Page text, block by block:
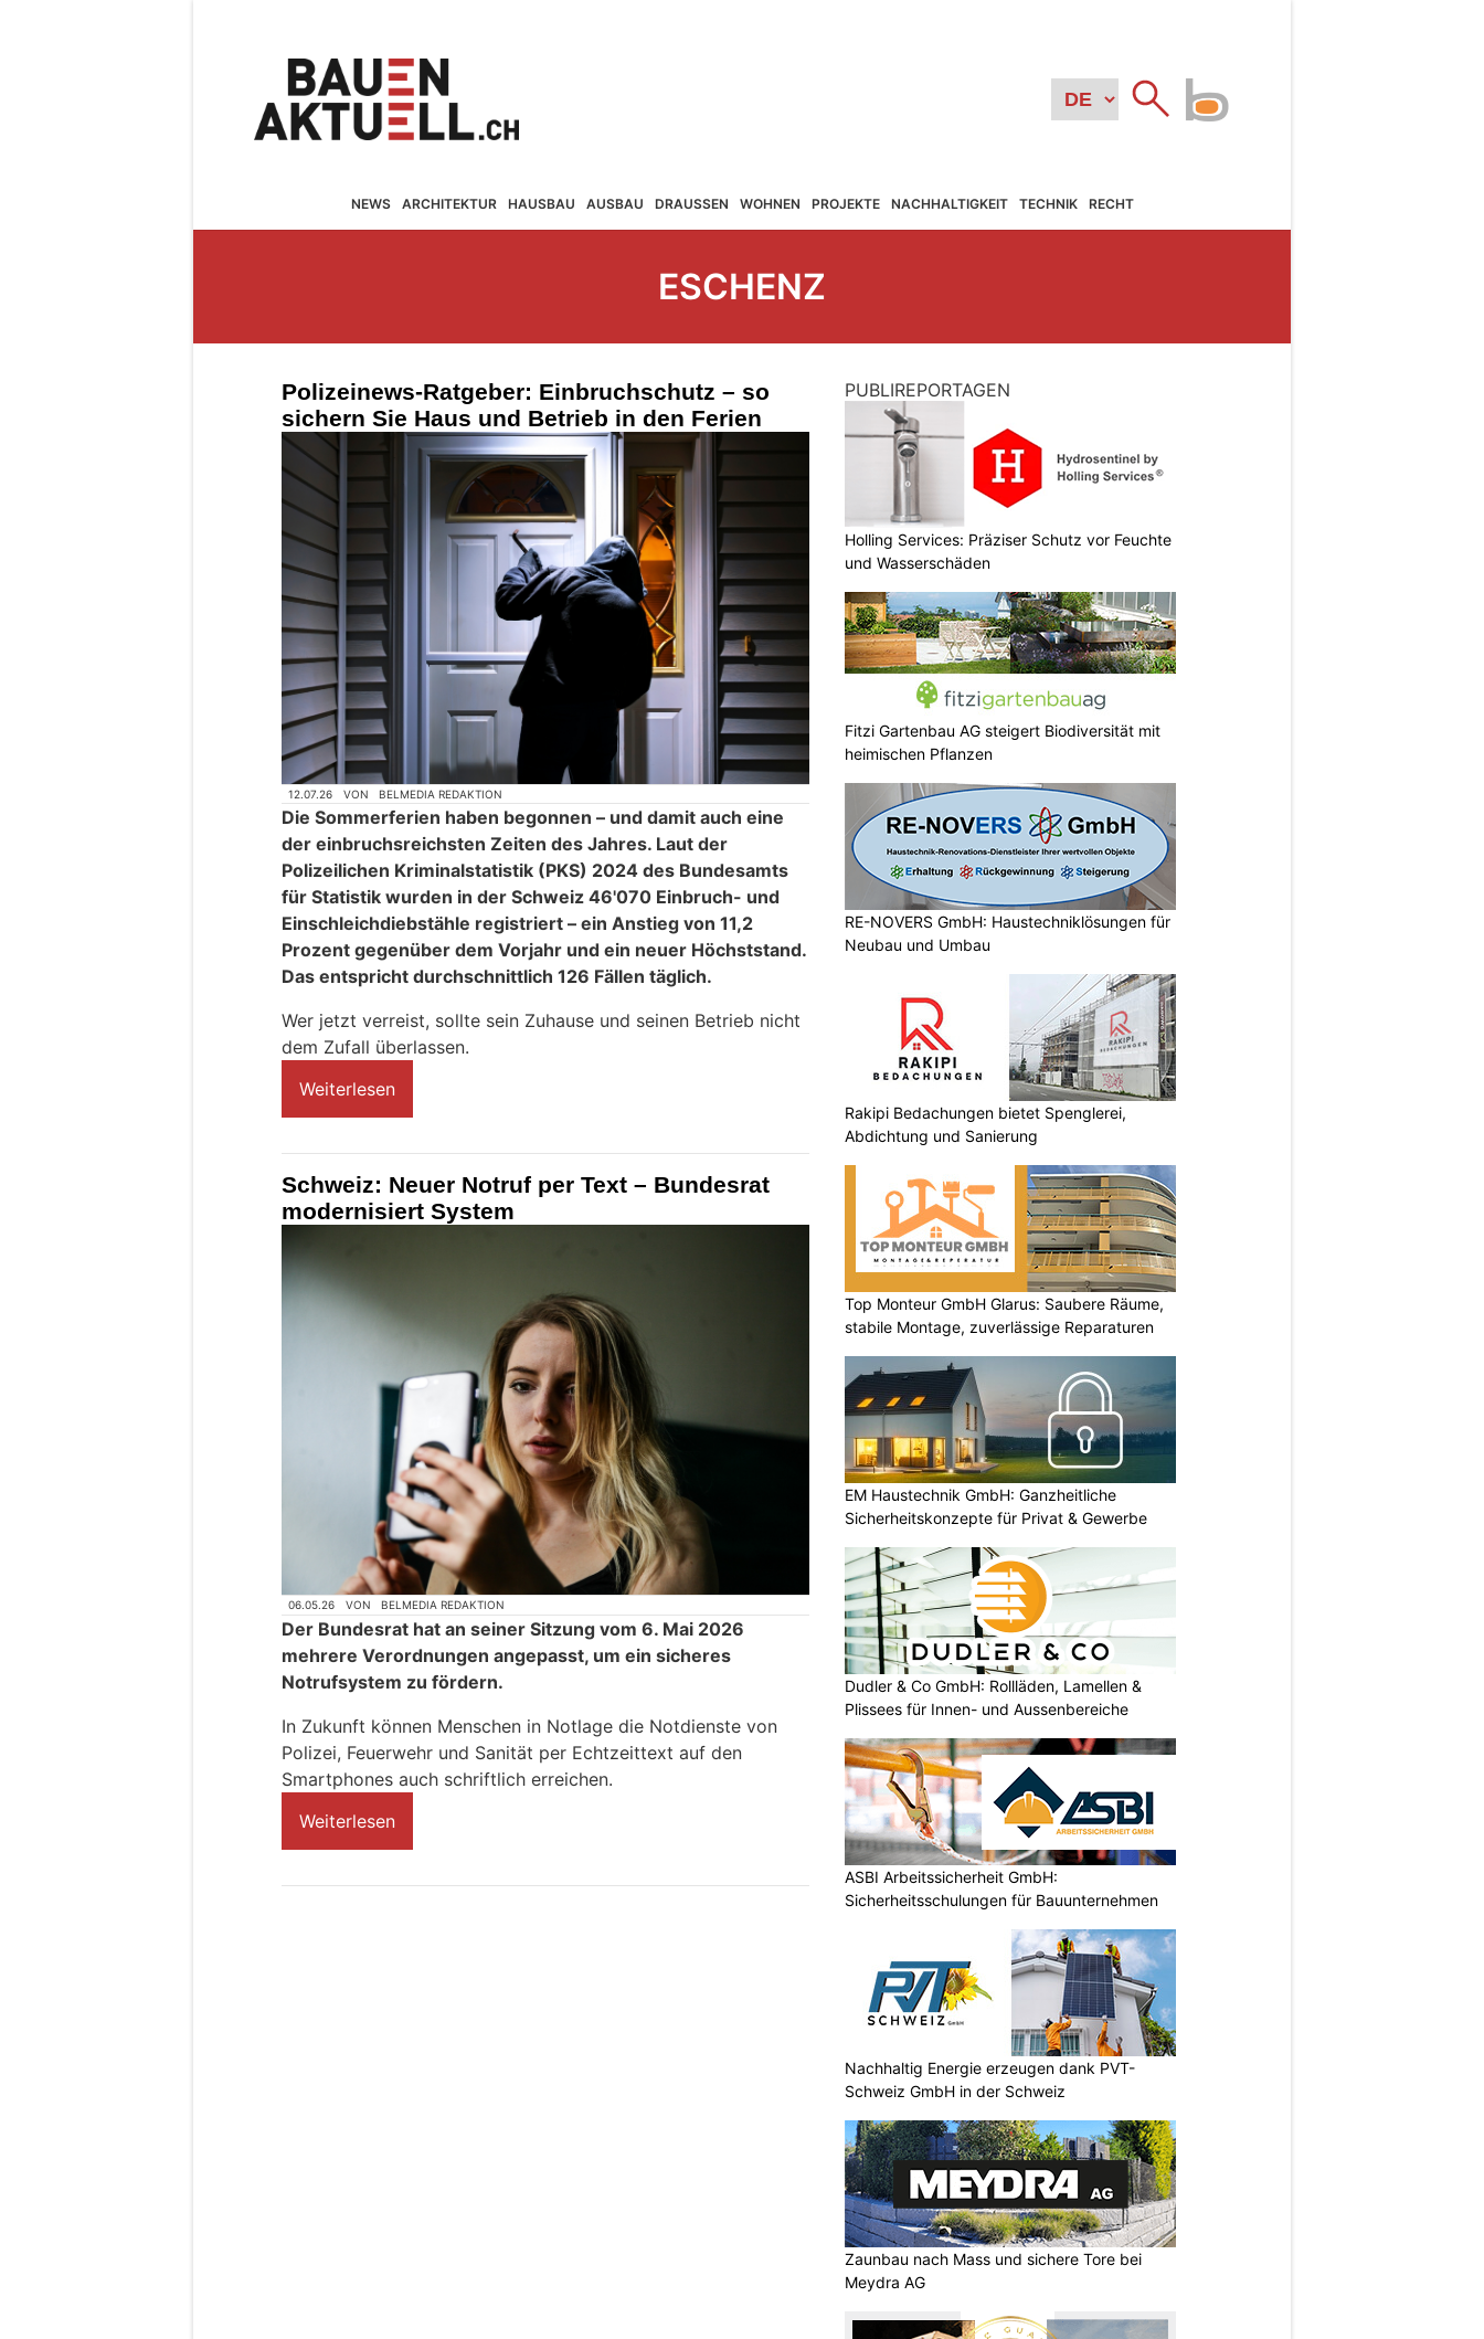
NEWS ARCHITEKTUR HAUSBAU AUSBAU DRAUSSEN WOHNEN PROJEKTE NACHHALTIGKEIT TECHNIK RECHT
ESCHENZ
Polizeinews-Ratgeber: Einbruchschutz – so
sichern Sie Haus und Betrieb in den Ferien
12.07.26 VON BELMEDIA REDAKTION
Die Sommerferien haben begonnen – und damit auch eine
der einbruchsreichsten Zeiten des Jahres. Laut der
Polizeilichen Kriminalstatistik (PKS) 2024 des Bundesamts
für Statistik wurden in der Schweiz 46'070 Einbruch- und
Einschleichdiebstähle registriert – ein Anstieg von 11,2
Prozent gegenüber dem Vorjahr und ein neuer Höchststand.
Das entspricht durchschnittlich 126 Fällen täglich.
Wer jetzt verreist, sollte sein Zuhause und seinen Betrieb nicht
dem Zufall überlassen.
Weiterlesen
Schweiz: Neuer Notruf per Text – Bundesrat
modernisiert System
06.05.26 VON BELMEDIA REDAKTION
Der Bundesrat hat an seiner Sitzung vom 6. Mai 2026
mehrere Verordnungen angepasst, um ein sicheres
Notrufsystem zu fördern.
In Zukunft können Menschen in Notlage die Notdienste von
Polizei, Feuerwehr und Sanität per Echtzeittext auf den
Smartphones auch schriftlich erreichen.
Weiterlesen
PUBLIREPORTAGEN
Holling Services: Präziser Schutz vor Feuchte
und Wasserschäden
Fitzi Gartenbau AG steigert Biodiversität mit
heimischen Pflanzen
RE-NOVERS GmbH: Haustechniklösungen für
Neubau und Umbau
Rakipi Bedachungen bietet Spenglerei,
Abdichtung und Sanierung
Top Monteur GmbH Glarus: Saubere Räume,
stabile Montage, zuverlässige Reparaturen
EM Haustechnik GmbH: Ganzheitliche
Sicherheitskonzepte für Privat & Gewerbe
Dudler & Co GmbH: Rollläden, Lamellen &
Plissees für Innen- und Aussenbereiche
ASBI Arbeitssicherheit GmbH:
Sicherheitsschulungen für Bauunternehmen
Nachhaltig Energie erzeugen dank PVT-
Schweiz GmbH in der Schweiz
Zaunbau nach Mass und sichere Tore bei
Meydra AG